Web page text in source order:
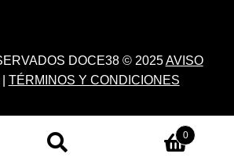
DOCE38 © 2025AVISO
TÉRMINOS Y CONDICIONES
0